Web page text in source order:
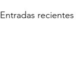
Entradas recientes